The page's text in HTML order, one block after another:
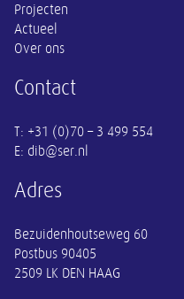
Projecten
Actueel
Over ons
Contact
E: dib@ser.nl
Adres
Bezuidenhoutseweg 60
Postbus 90405